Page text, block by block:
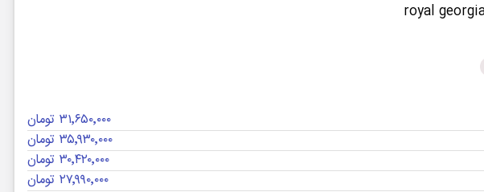
۳۱٬۶۵۰٬۰۰۰ تومان
۳۵٬۹۳۰٬۰۰۰ تومان
۳۰٬۴۲۰٬۰۰۰ تومان
۲۷٬۹۹۰٬۰۰۰ تومان